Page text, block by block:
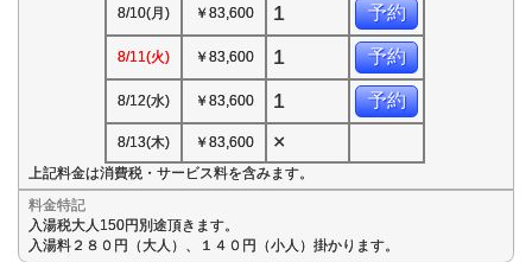
8/10(月) ￥83,600 1 予約
8/11(火) ￥83,600 1 予約
8/12(水) ￥83,600 1 予約
8/13(木) ￥83,600 ×
上記料金は消費税・サービス料を含みます。
料金特記
入湯税大人150円別途頂きます。
入湯料２８０円（大人）、１４０円（小人）掛かります。